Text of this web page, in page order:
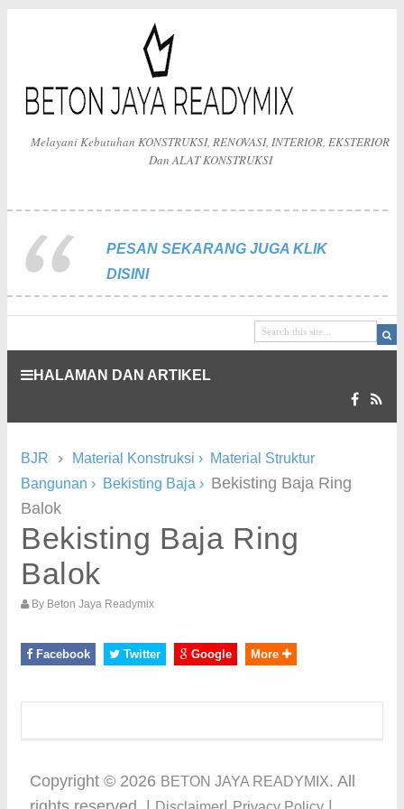
Melayani Kebutuhan KONSTRUKSI, RENOVASI, INTERIOR, EKSTERIOR
Dan ALAT KONSTRUKSI
PESAN SEKARANG JUGA KLIK
DISINI
HALAMAN DAN ARTIKEL
BJR › Material Konstruksi › Material Struktur
Bangunan › Bekisting Baja › Bekisting Baja Ring
Balok
Bekisting Baja Ring
Balok
By Beton Jaya Readymix
Facebook Twitter Google More
Copyright © 2026 BETON JAYA READYMIX. All